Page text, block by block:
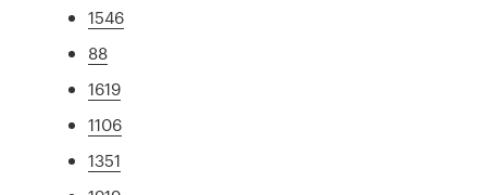
1546
88
1619
1106
1351